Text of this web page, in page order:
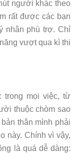
người khác theo
rất được các bạn
nhân phù trợ. Chỉ
vượt qua kì thi
trong mọi việc, từ
thuộc chòm sao
thân mình phải
này. Chính vì vậy,
là quá dễ dàng: